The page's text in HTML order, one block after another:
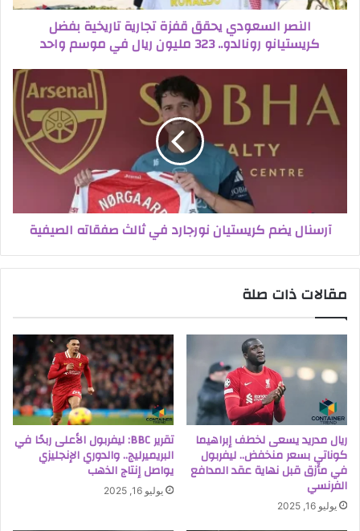
النصر السعودي يحقق قفزة تجارية تاريخية بفضل
كريستيانو رونالدو.. 323 مليون ريال في موسم واحد
آرسنال يضم كريستيان نورجارد في ثالث صفقاته الصيفية
مقالات ذات صلة
ريال مدريد يسعى لخطف إبراهيما
كوناتي بسعر منخفض.. ليفربول
في مأزق قبل نهاية عقد المدافع
الفرنسي
يوليو 16, 2025
تقرير BBC: ليفربول الأعلى ربحًا في
البريميرليج.. والدوري الإنجليزي
يواصل إنتاج الذهب
يوليو 16, 2025